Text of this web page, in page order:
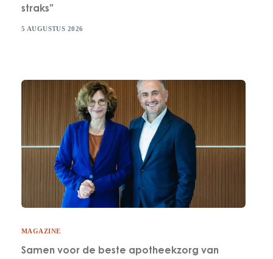
straks”
5 AUGUSTUS 2026
MAGAZINE
Samen voor de beste apotheekzorg van